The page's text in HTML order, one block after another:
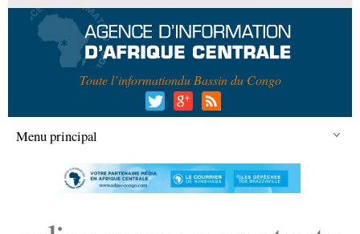
Toute l’informationdu Bassin du Congo
Menu principal